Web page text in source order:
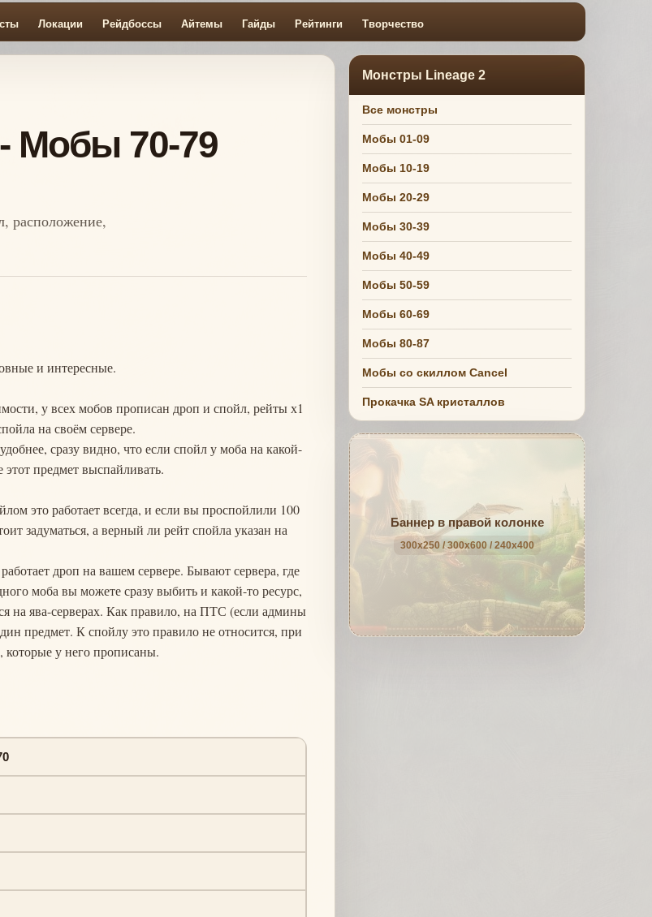
Локации Рейдбоссы Айтемы Гайды Рейтинги Творчество
Мобы 70-79
расположение,
и интересные.
у всех мобов прописан дроп и спойл, рейты х1
на своём сервере.
сразу видно, что если спойл у моба на какой-
предмет выспайливать.
это работает всегда, и если вы проспойлили 100
задуматься, а верный ли рейт спойла указан на
дроп на вашем сервере. Бывают сервера, где
моба вы можете сразу выбить и какой-то ресурс,
на ява-серверах. Как правило, на ПТС (если админы
предмет. К спойлу это правило не относится, при
которые у него прописаны.
Монстры Lineage 2
Все монстры
Мобы 01-09
Мобы 10-19
Мобы 20-29
Мобы 30-39
Мобы 40-49
Мобы 50-59
Мобы 60-69
Мобы 80-87
Мобы со скиллом Cancel
Прокачка SA кристаллов
Баннер в правой колонке
300x250 / 300x600 / 240x400